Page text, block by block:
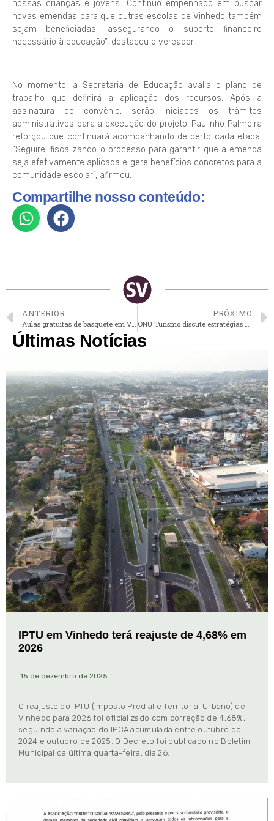
nossas crianças e jovens. Continuo empenhado em buscar
novas emendas para que outras escolas de Vinhedo também
sejam beneficiadas, assegurando o suporte financeiro
necessário à educação”, destacou o vereador.
No momento, a Secretaria de Educação avalia o plano de
trabalho que definirá a aplicação dos recursos. Após a
assinatura do convênio, serão iniciados os trâmites
administrativos para a execução do projeto. Paulinho Palmeira
reforçou que continuará acompanhando de perto cada etapa.
“Seguirei fiscalizando o processo para garantir que a emenda
seja efetivamente aplicada e gere benefícios concretos para a
comunidade escolar”, afirmou.
Compartilhe nosso conteúdo:
ANTERIOR
Aulas gratuitas de basquete em Vinhedo têm inscrições abertas pelo Instituto Anderson Varejão
PRÓXIMO
ONU Turismo discute estratégias de investimentos para distrito turístico que inclui Vinhedo
Últimas Notícias
IPTU em Vinhedo terá reajuste de 4,68% em
2026
15 de dezembro de 2025
O reajuste do IPTU (Imposto Predial e Territorial Urbano) de
Vinhedo para 2026 foi oficializado com correção de 4,68%,
seguindo a variação do IPCA acumulada entre outubro de
2024 e outubro de 2025. O Decreto foi publicado no Boletim
Municipal da última quarta-feira, dia 26.